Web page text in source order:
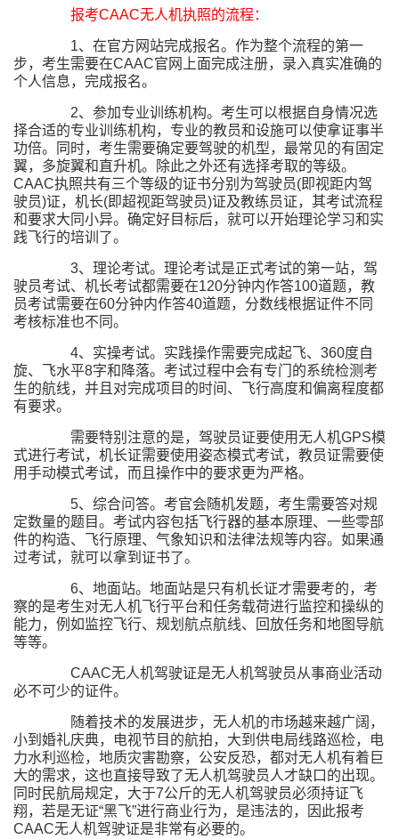
报考CAAC无人机执照的流程：
1、在官方网站完成报名。作为整个流程的第一
步，考生需要在CAAC官网上面完成注册，录入真实准确的
个人信息，完成报名。
2、参加专业训练机构。考生可以根据自身情况选
择合适的专业训练机构，专业的教员和设施可以使拿证事半
功倍。同时，考生需要确定要驾驶的机型，最常见的有固定
翼，多旋翼和直升机。除此之外还有选择考取的等级。
CAAC执照共有三个等级的证书分别为驾驶员(即视距内驾
驶员)证，机长(即超视距驾驶员)证及教练员证，其考试流程
和要求大同小异。确定好目标后，就可以开始理论学习和实
践飞行的培训了。
3、理论考试。理论考试是正式考试的第一站，驾
驶员考试、机长考试都需要在120分钟内作答100道题，教
员考试需要在60分钟内作答40道题，分数线根据证件不同
考核标准也不同。
4、实操考试。实践操作需要完成起飞、360度自
旋、飞水平8字和降落。考试过程中会有专门的系统检测考
生的航线，并且对完成项目的时间、飞行高度和偏离程度都
有要求。
需要特别注意的是，驾驶员证要使用无人机GPS模
式进行考试，机长证需要使用姿态模式考试，教员证需要使
用手动模式考试，而且操作中的要求更为严格。
5、综合问答。考官会随机发题，考生需要答对规
定数量的题目。考试内容包括飞行器的基本原理、一些零部
件的构造、飞行原理、气象知识和法律法规等内容。如果通
过考试，就可以拿到证书了。
6、地面站。地面站是只有机长证才需要考的，考
察的是考生对无人机飞行平台和任务载荷进行监控和操纵的
能力，例如监控飞行、规划航点航线、回放任务和地图导航
等等。
CAAC无人机驾驶证是无人机驾驶员从事商业活动
必不可少的证件。
随着技术的发展进步，无人机的市场越来越广阔，
小到婚礼庆典，电视节目的航拍，大到供电局线路巡检，电
力水利巡检，地质灾害勘察，公安反恐，都对无人机有着巨
大的需求，这也直接导致了无人机驾驶员人才缺口的出现。
同时民航局规定，大于7公斤的无人机驾驶员必须持证飞
翔，若是无证“黑飞”进行商业行为，是违法的，因此报考
CAAC无人机驾驶证是非常有必要的。